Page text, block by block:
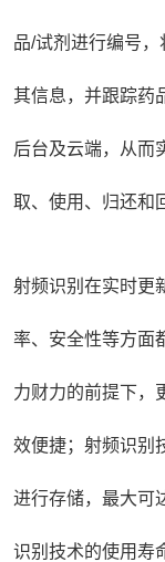
品/试剂进行编号
其信息，并跟踪药
后台及云端，从而
取、使用、归还和
射频识别在实时更
率、安全性等方面
力财力的前提下，
效便捷；射频识别
进行存储，最大可
识别技术的使用寿